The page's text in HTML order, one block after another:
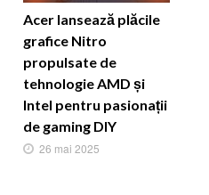
Acer lansează plăcile
grafice Nitro
propulsate de
tehnologie AMD și
Intel pentru pasionații
de gaming DIY
26 mai 2025